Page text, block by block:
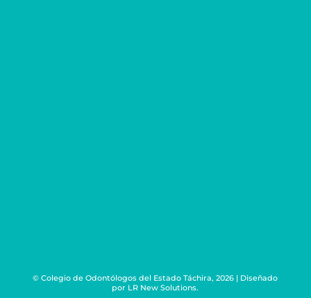
© Colegio de Odontólogos del Estado Táchira, 2026 | Diseñado
por LR New Solutions.